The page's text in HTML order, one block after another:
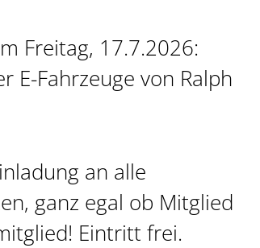
Freitag, 17.7.2026:
E-Fahrzeuge von Ralph
an alle
ganz egal ob Mitglied
Eintritt frei.